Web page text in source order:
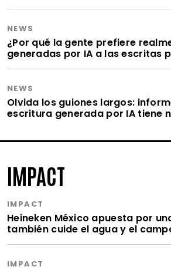
NEWS
¿Por qué la gente prefiere
generadas por IA a las escritas
NEWS
Olvida los guiones largos:
escritura generada por IA tiene
IMPACT
IMPACT
Heineken México apuesta por
también cuide el agua y el
IMPACT